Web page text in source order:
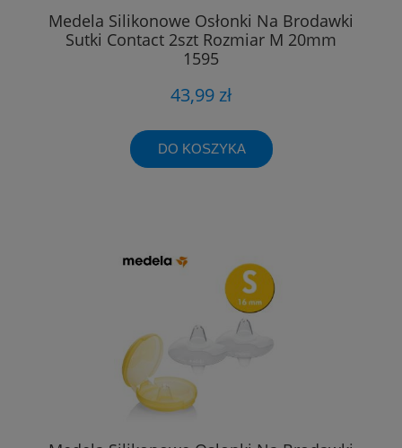
Medela Silikonowe Osłonki Na Brodawki
Sutki Contact 2szt Rozmiar M 20mm
1595
43,99 zł
DO KOSZYKA